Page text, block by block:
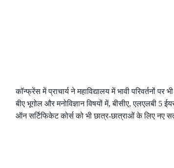
कॉन्फ्रेंस में प्राचार्य ने महाविद्यालय में भावी परिवर्तनों
बीए भूगोल और मनोविज्ञान विषयों में, बीसीए, एलएलबी
ऑन सर्टिफिकेट कोर्स को भी छात्र-छात्राओं के लिए नए